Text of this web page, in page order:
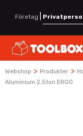
Företag
Webshop > Produkter >
Aluminium 2,5ton ERGO